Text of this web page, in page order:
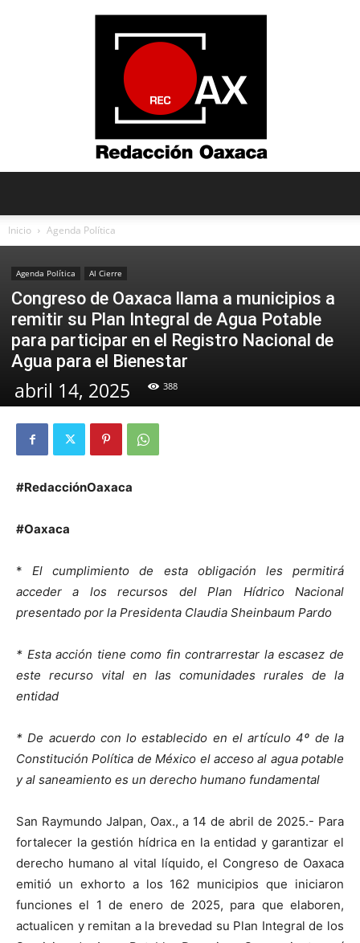
Inicio Agenda Política
Agenda Política Al Cierre
Congreso de Oaxaca llama a municipios a
remitir su Plan Integral de Agua Potable
para participar en el Registro Nacional de
Agua para el Bienestar
abril 14, 2025 388
#RedacciónOaxaca
#Oaxaca
*El cumplimiento de esta obligación les permitirá
acceder a los recursos del Plan Hídrico Nacional
presentado por la Presidenta Claudia Sheinbaum Pardo
* Esta acción tiene como fin contrarrestar la escasez de
este recurso vital en las comunidades rurales de la
entidad
* De acuerdo con lo establecido en el artículo 4º de la
Constitución Política de México el acceso al agua potable
y al saneamiento es un derecho humano fundamental
San Raymundo Jalpan, Oax., a 14 de abril de 2025.- Para
fortalecer la gestión hídrica en la entidad y garantizar el
derecho humano al vital líquido, el Congreso de Oaxaca
emitió un exhorto a los 162 municipios que iniciaron
funciones el 1 de enero de 2025, para que elaboren,
actualicen y remitan a la brevedad su Plan Integral de los